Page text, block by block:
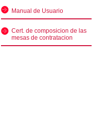
Manual de Usuario
Cert. de composicion de las
mesas de contratacion